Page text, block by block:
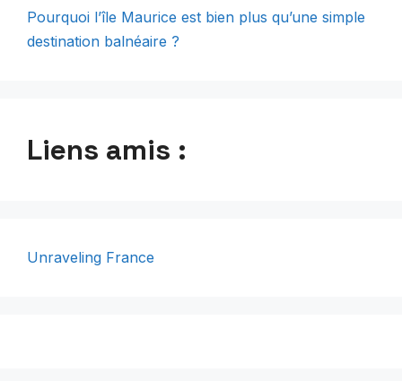
Pourquoi l’île Maurice est bien plus qu’une simple
destination balnéaire ?
Liens amis :
Unraveling France